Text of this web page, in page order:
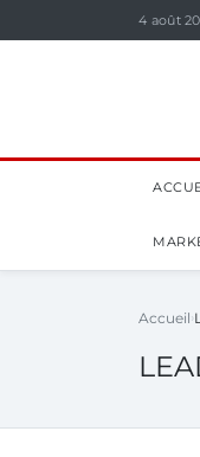
4 août
Accueil